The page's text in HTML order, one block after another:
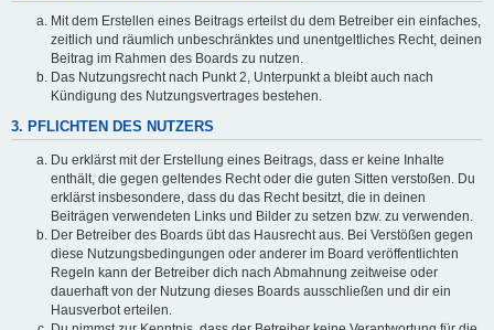
Mit dem Erstellen eines Beitrags erteilst du dem Betreiber ein einfaches,
zeitlich und räumlich unbeschränktes und unentgeltliches Recht, deinen
Beitrag im Rahmen des Boards zu nutzen.
Das Nutzungsrecht nach Punkt 2, Unterpunkt a bleibt auch nach
Kündigung des Nutzungsvertrages bestehen.
3. PFLICHTEN DES NUTZERS
Du erklärst mit der Erstellung eines Beitrags, dass er keine Inhalte
enthält, die gegen geltendes Recht oder die guten Sitten verstoßen. Du
erklärst insbesondere, dass du das Recht besitzt, die in deinen
Beiträgen verwendeten Links und Bilder zu setzen bzw. zu verwenden.
Der Betreiber des Boards übt das Hausrecht aus. Bei Verstößen gegen
diese Nutzungsbedingungen oder anderer im Board veröffentlichten
Regeln kann der Betreiber dich nach Abmahnung zeitweise oder
dauerhaft von der Nutzung dieses Boards ausschließen und dir ein
Hausverbot erteilen.